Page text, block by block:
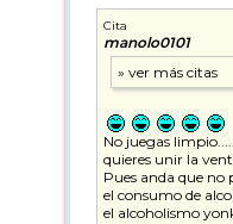
Cita
manolo0101
No juegas limpio.....
quieres unir la
Pues anda que no
el consumo de
el alcoholismo